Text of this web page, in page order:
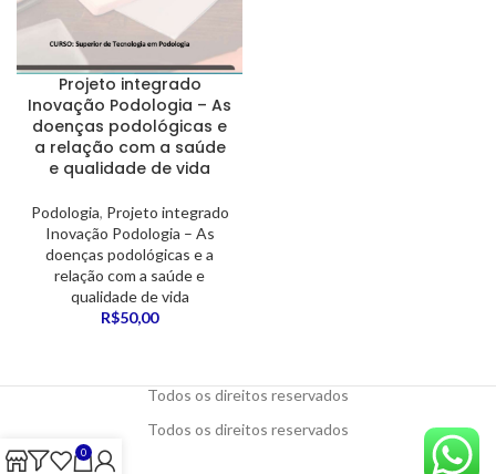
Projeto integrado
Inovação Podologia – As
doenças podológicas e
a relação com a saúde
e qualidade de vida
Podologia, Projeto integrado
Inovação Podologia – As
doenças podológicas e a
relação com a saúde e
qualidade de vida
R$50,00
Todos os direitos reservados
Todos os direitos reservados
0